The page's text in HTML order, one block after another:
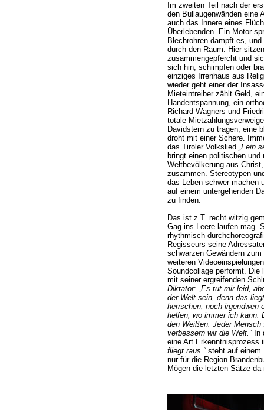
Im zweiten Teil nach der
den Bullaugenwänden eine
auch das Innere eines
Überlebenden. Ein Motor
Blechrohren dampft es,
durch den Raum. Hier
zusammengepfercht und
sich hin, schimpfen oder
einziges Irrenhaus aus
wieder geht einer der
Mieteintreiber zählt Geld,
Handentspannung, ein
Richard Wagners und
totale
Davidstern zu tragen, eine
droht mit einer Schere.
das Tiroler Volkslied „Fein
bringt einen politischen
Weltbevölkerung aus
zusammen. Stereotypen
das Leben schwer machen
auf einem untergehenden
zu finden.
Das ist z.T. recht witzig
Gag ins Leere laufen mag.
rhythmisch
Regisseurs seine
schwarzen Gewändern
weiteren
Soundcollage performt. Die
mit seiner ergreifenden
Diktator: „Es tut mir leid,
der Welt sein, denn das
herrschen, noch irgendwen
helfen, wo immer ich kann.
den Weißen. Jeder
verbessern wir die Welt.“In
eine Art Erkenntnisprozess
fliegt raus.“steht auf einem
nur für die Region
Mögen die letzten Sätze